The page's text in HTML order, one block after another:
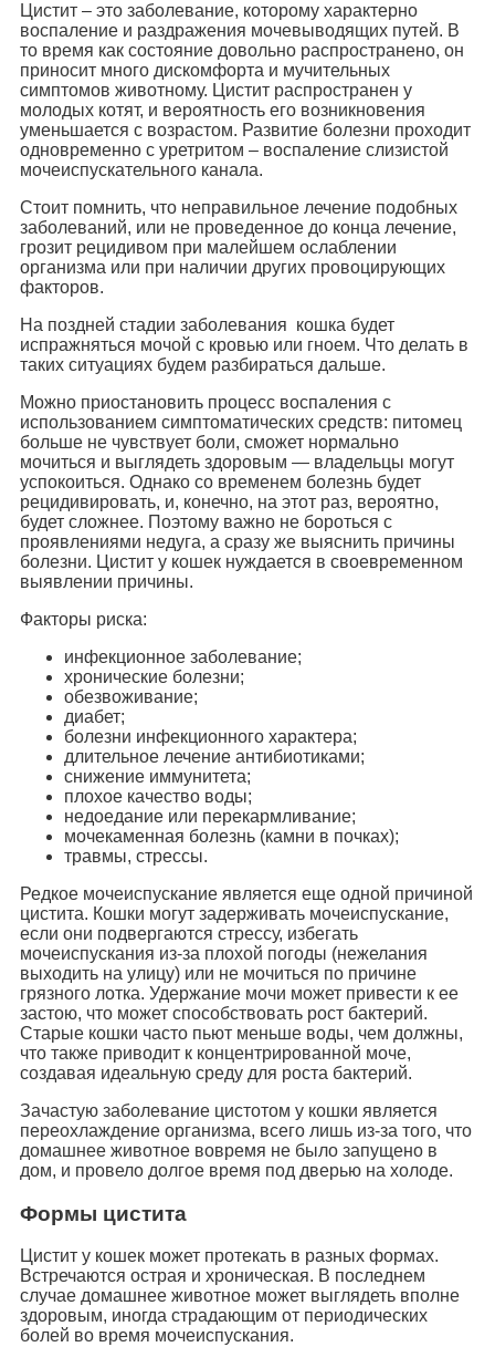
Цистит – это заболевание, которому характерно
воспаление и раздражения мочевыводящих путей. В
то время как состояние довольно распространено, он
приносит много дискомфорта и мучительных
симптомов животному. Цистит распространен у
молодых котят, и вероятность его возникновения
уменьшается с возрастом. Развитие болезни проходит
одновременно с уретритом – воспаление слизистой
мочеиспускательного канала.
Стоит помнить, что неправильное лечение подобных
заболеваний, или не проведенное до конца лечение,
грозит рецидивом при малейшем ослаблении
организма или при наличии других провоцирующих
факторов.
На поздней стадии заболевания кошка будет
испражняться мочой с кровью или гноем. Что делать в
таких ситуациях будем разбираться дальше.
Можно приостановить процесс воспаления с
использованием симптоматических средств: питомец
больше не чувствует боли, сможет нормально
мочиться и выглядеть здоровым — владельцы могут
успокоиться. Однако со временем болезнь будет
рецидивировать, и, конечно, на этот раз, вероятно,
будет сложнее. Поэтому важно не бороться с
проявлениями недуга, а сразу же выяснить причины
болезни. Цистит у кошек нуждается в своевременном
выявлении причины.
Факторы риска:
инфекционное заболевание;
хронические болезни;
обезвоживание;
диабет;
болезни инфекционного характера;
длительное лечение антибиотиками;
снижение иммунитета;
плохое качество воды;
недоедание или перекармливание;
мочекаменная болезнь (камни в почках);
травмы, стрессы.
Редкое мочеиспускание является еще одной причиной
цистита. Кошки могут задерживать мочеиспускание,
если они подвергаются стрессу, избегать
мочеиспускания из-за плохой погоды (нежелания
выходить на улицу) или не мочиться по причине
грязного лотка. Удержание мочи может привести к ее
застою, что может способствовать рост бактерий.
Старые кошки часто пьют меньше воды, чем должны,
что также приводит к концентрированной моче,
создавая идеальную среду для роста бактерий.
Зачастую заболевание цистотом у кошки является
переохлаждение организма, всего лишь из-за того, что
домашнее животное вовремя не было запущено в
дом, и провело долгое время под дверью на холоде.
Формы цистита
Цистит у кошек может протекать в разных формах.
Встречаются острая и хроническая. В последнем
случае домашнее животное может выглядеть вполне
здоровым, иногда страдающим от периодических
болей во время мочеиспускания.